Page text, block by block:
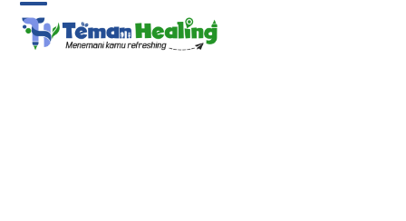
Skip
content
Open
mobile
Close
mobile